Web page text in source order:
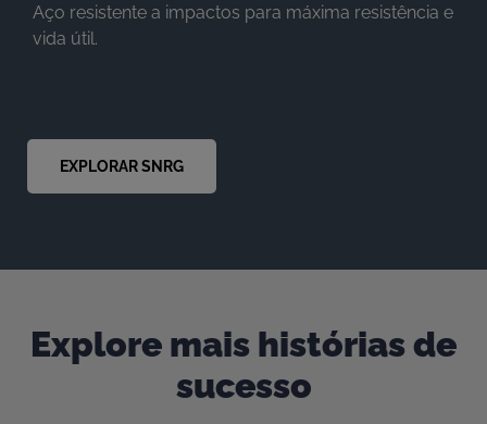
Aço resistente a impactos para máxima resistência e
vida útil.
EXPLORAR SNRG
Explore mais histórias de
sucesso